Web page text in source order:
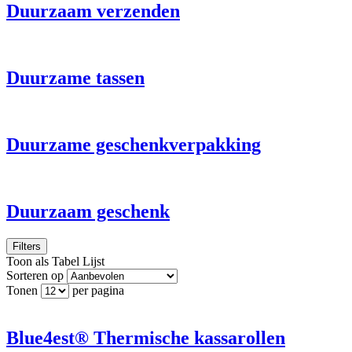
Duurzaam verzenden
Duurzame tassen
Duurzame geschenkverpakking
Duurzaam geschenk
Filters
Toon als Tabel Lijst
Sorteren op
Tonen
per pagina
Blue4est® Thermische kassarollen